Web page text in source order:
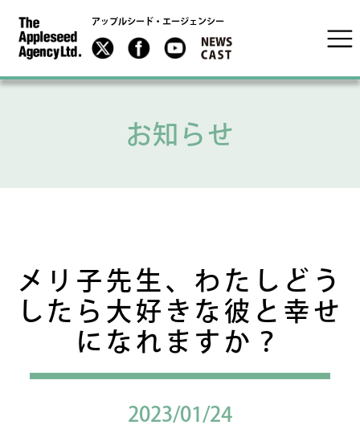
アップルシード・エージェンシー
お知らせ
メリ子先生、わたしどう
したら大好きな彼と幸せ
になれますか？
2023/01/24